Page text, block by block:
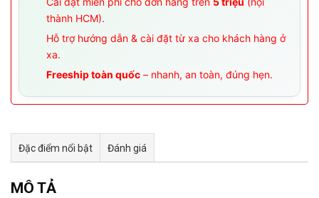
thành HCM).
Hỗ trợ hướng dẫn & cài đặt từ xa cho khách hàng ở
xa.
Freeship toàn quốc – nhanh, an toàn, đúng hẹn.
Đặc điểm nổi bật Đánh giá
Tư vấn & bán hàng qua Facebook
MÔ TẢ